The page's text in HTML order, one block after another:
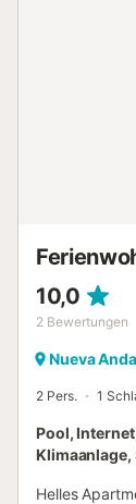
10,0
2 Bewertungen
Nueva
2 Pers. 1
Pool,
Helles